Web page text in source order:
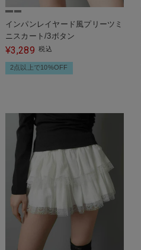
インパンレイヤード風プリーツミ
ニスカート/3ボタン
¥3,289 税込
2点以上で10%OFF